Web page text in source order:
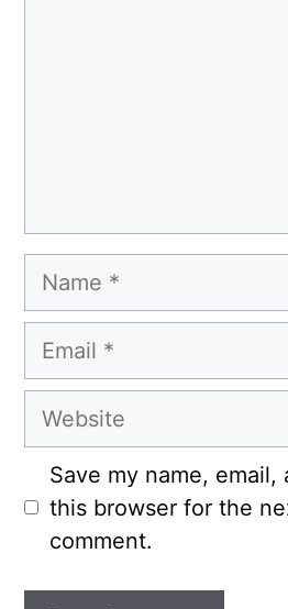
Name
Email
Website
Save my name, email,
this browser for the
comment.